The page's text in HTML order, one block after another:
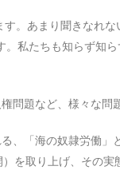
す。あまり聞きなれ
私たちも知らず知
問題など、様々な問
、「海の奴隷労働
を取り上げ、その実